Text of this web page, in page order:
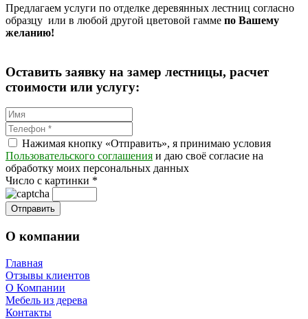
Предлагаем услуги по отделке деревянных лестниц согласно
образцу или в любой другой цветовой гамме по Вашему
желанию!
Оставить заявку на замер лестницы, расчет
стоимости или услугу:
Нажимая кнопку «Отправить», я принимаю условия
Пользовательского соглашения и даю своё согласие на
обработку моих персональных данных
Число с картинки *
О компании
Главная
Отзывы клиентов
О Компании
Мебель из дерева
Контакты